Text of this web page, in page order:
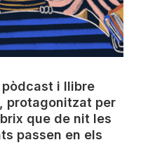
i llibre
protagonitzat per
que de nit les
passen en els